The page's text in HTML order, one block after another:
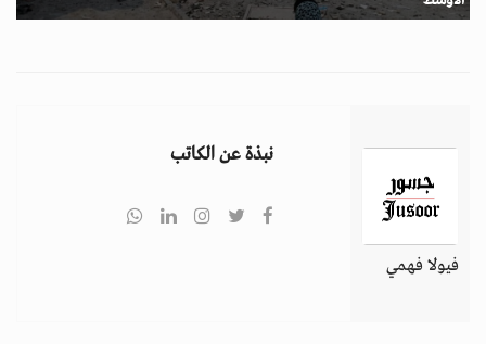
فيولا فهمي
نبذة عن الكاتب